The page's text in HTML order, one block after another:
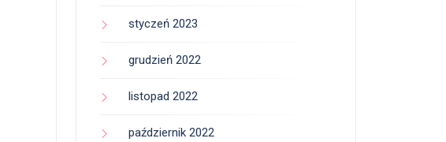
styczeń 2023
grudzień 2022
listopad 2022
październik 2022